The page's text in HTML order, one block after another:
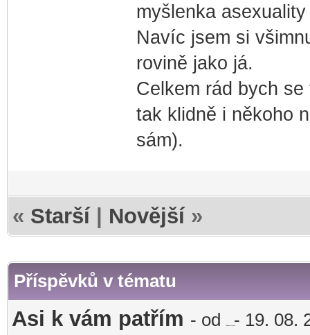
myšlenka
Navíc jsem si
rovině jako já.
Celkem rád bych
tak klidně i někoho
sám).
« Starší Novější »
Příspěvků v tématu
Asi k vám patřím - od -diskusni-forum-- 19. 08.